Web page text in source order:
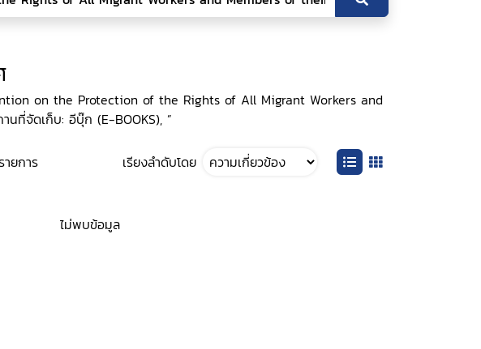
on the Protection of the Rights of All Migrant Workers and
ที่จัดเก็บ: อีบุ๊ก (E-BOOKS), ”
ยการ เรียงลำดับโดย
ไม่พบข้อมูล